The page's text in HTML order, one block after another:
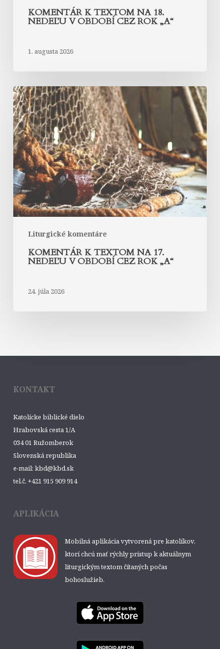
KOMENTÁR K TEXTOM NA 18.
NEDEĽU V OBDOBÍ CEZ ROK „A“
1. augusta 2026
Liturgické komentáre
Komentár
k
textom
na
17.
nedeľu
v
období
cez
rok
„A“
KOMENTÁR K TEXTOM NA 17.
NEDEĽU V OBDOBÍ CEZ ROK „A“
24. júla 2026
KONTAKT
Katolícke biblické dielo
Hrabovská cesta 1/A
034 01 Ružomberok
Slovenská republika
e-mail: kbd@kbd.sk
tel.č. +421 915 909 914
APLIKÁCIA
Mobilná aplikácia vytvorená pre katolíkov,
ktorí chcú mať rýchly prístup k aktuálnym
liturgickým textom čítaných počas
bohoslužieb.